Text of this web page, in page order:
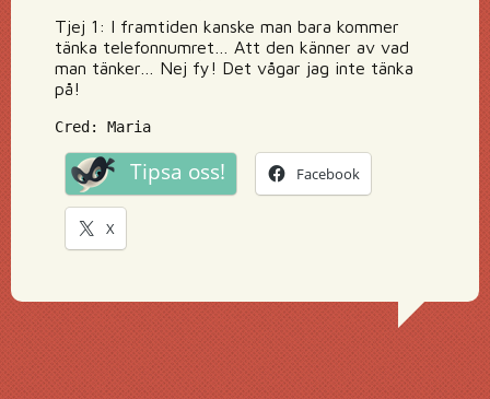
Tjej 1: I framtiden kanske man bara kommer
tänka telefonnumret… Att den känner av vad
man tänker… Nej fy! Det vågar jag inte tänka
på!
Cred: Maria
Tipsa oss! Facebook
X